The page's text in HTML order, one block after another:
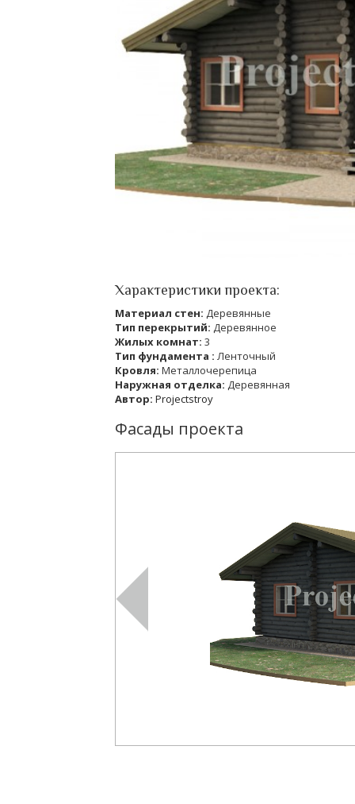
Характеристики проекта:
Материал стен: Деревянные
Тип перекрытий: Деревянное
Жилых комнат: 3
Тип фундамента : Ленточный
Кровля: Металлочерепица
Наружная отделка: Деревянная
Автор: Projectstroy
Фасады проекта